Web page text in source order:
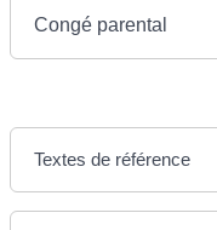
Congé parental
Textes de référence